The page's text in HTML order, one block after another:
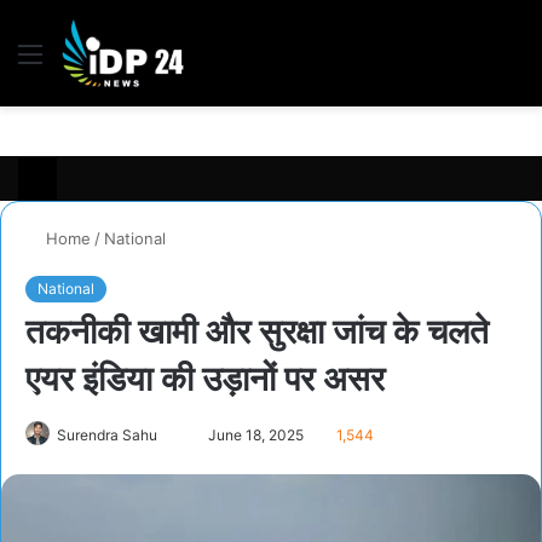
Menu
Home / National
National
तकनीकी खामी और सुरक्षा जांच के चलते
एयर इंडिया की उड़ानों पर असर
Surendra Sahu June 18, 2025 1,544